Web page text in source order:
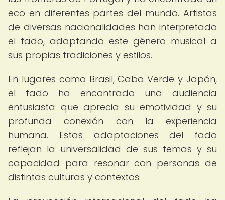
eco en diferentes partes del mundo. Artistas
de diversas nacionalidades han interpretado
el fado, adaptando este género musical a
sus propias tradiciones y estilos.
En lugares como Brasil, Cabo Verde y Japón,
el fado ha encontrado una audiencia
entusiasta que aprecia su emotividad y su
profunda conexión con la experiencia
humana. Estas adaptaciones del fado
reflejan la universalidad de sus temas y su
capacidad para resonar con personas de
distintas culturas y contextos.